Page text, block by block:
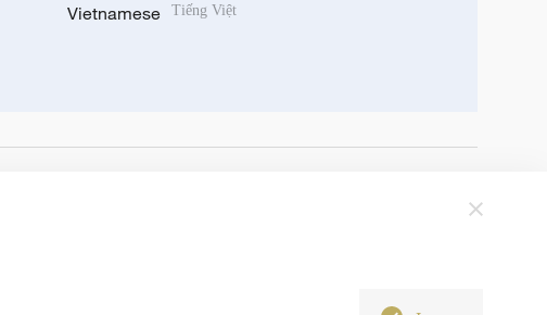
Vietnamese Tiếng Việt